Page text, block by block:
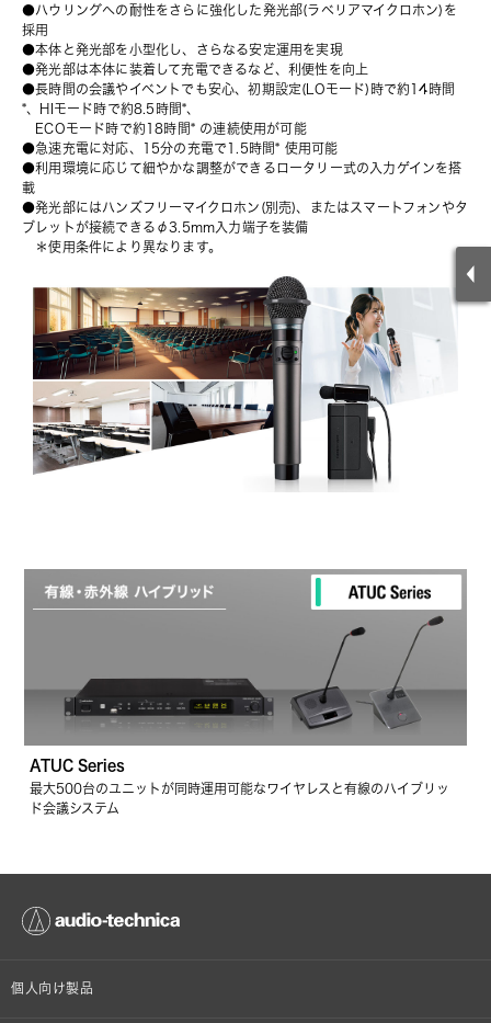
●ハウリングへの耐性をさらに強化した発光部(ラベリアマイクロホン)を
採用
●本体と発光部を小型化し、さらなる安定運用を実現
●発光部は本体に装着して充電できるなど、利便性を向上
●長時間の会議やイベントでも安心、初期設定(LOモード)時で約14時間
*、HIモード時で約8.5時間*、
ECOモード時で約18時間* の連続使用が可能
●急速充電に対応、15分の充電で1.5時間* 使用可能
●利用環境に応じて細やかな調整ができるロータリー式の入力ゲインを搭
載
●発光部にはハンズフリーマイクロホン(別売)、またはスマートフォンやタ
ブレットが接続できるφ3.5mm入力端子を装備
＊使用条件により異なります。
ATUC Series
最大500台のユニットが同時運用可能なワイヤレスと有線のハイブリッ
ド会議システム
個人向け製品